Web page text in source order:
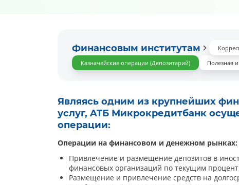
Финансовым институтам
Казначейские операции (Депозитарий)
Полезная
Являясь одним из крупнейших
услуг, ATБ Микрокредитбанк
операции:
Операции на финансовом и денежном рынках:
Привлечение и размещение депозитов в
финансовых организаций по текущим
Размещение и привлечение средств на